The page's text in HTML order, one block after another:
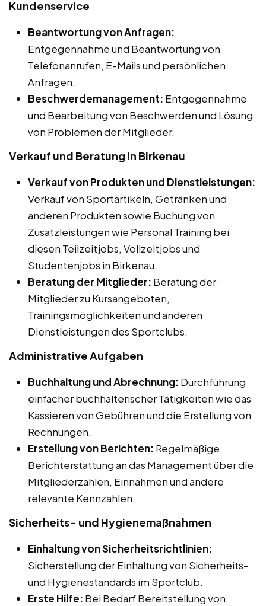
Kundenservice
Beantwortung von Anfragen:
Entgegennahme und Beantwortung von
Telefonanrufen, E-Mails und persönlichen
Anfragen.
Beschwerdemanagement: Entgegennahme
und Bearbeitung von Beschwerden und Lösung
von Problemen der Mitglieder.
Verkauf und Beratung in Birkenau
Verkauf von Produkten und Dienstleistungen:
Verkauf von Sportartikeln, Getränken und
anderen Produkten sowie Buchung von
Zusatzleistungen wie Personal Training bei
diesen Teilzeitjobs, Vollzeitjobs und
Studentenjobs in Birkenau.
Beratung der Mitglieder: Beratung der
Mitglieder zu Kursangeboten,
Trainingsmöglichkeiten und anderen
Dienstleistungen des Sportclubs.
Administrative Aufgaben
Buchhaltung und Abrechnung: Durchführung
einfacher buchhalterischer Tätigkeiten wie das
Kassieren von Gebühren und die Erstellung von
Rechnungen.
Erstellung von Berichten: Regelmäßige
Berichterstattung an das Management über die
Mitgliederzahlen, Einnahmen und andere
relevante Kennzahlen.
Sicherheits- und Hygienemaßnahmen
Einhaltung von Sicherheitsrichtlinien:
Sicherstellung der Einhaltung von Sicherheits-
und Hygienestandards im Sportclub.
Erste Hilfe: Bei Bedarf Bereitstellung von